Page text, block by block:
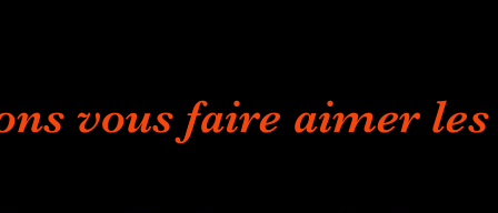
vous faire aimer